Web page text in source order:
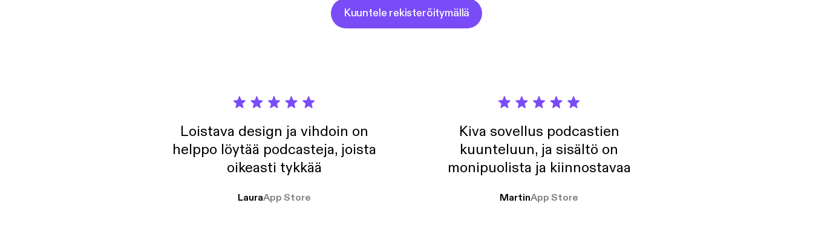
Kuuntele rekisteröitymällä
Loistava design ja vihdoin on
helppo löytää podcasteja, joista
oikeasti tykkää
LauraApp Store
Kiva sovellus podcastien
kuunteluun, ja sisältö on
monipuolista ja kiinnostavaa
MartinApp Store